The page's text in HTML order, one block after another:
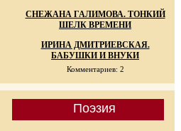
СНЕЖАНА ГАЛИМОВА. ТОНКИЙ
ШЕЛК ВРЕМЕНИ
ИРИНА ДМИТРИЕВСКАЯ.
БАБУШКИ И ВНУКИ
Комментариев: 2
Поэзия